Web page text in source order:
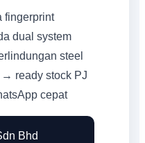
fingerprint
dual system
steel
ready stock PJ
cepat
Bhd